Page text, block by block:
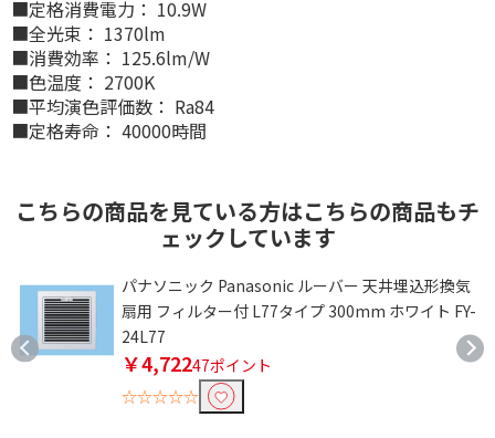
■定格消費電力： 10.9W
■全光束： 1370lm
■消費効率： 125.6lm/W
■色温度： 2700K
■平均演色評価数： Ra84
■定格寿命： 40000時間
こちらの商品を見ている方はこちらの商品もチ
ェックしています
パナソニック Panasonic ルーバー 天井埋込形換気
扇用 フィルター付 L77タイプ 300mm ホワイト FY-
24L77
￥4,72247ポイント
☆☆☆☆☆